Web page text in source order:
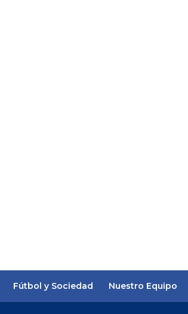
Fútbol y Sociedad Nuestro Equipo